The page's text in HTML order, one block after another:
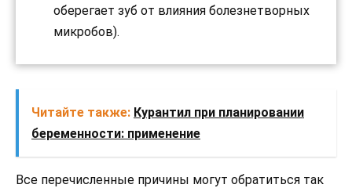
оберегает зуб от влияния болезнетворных
микробов).
Читайте также: Курантил при планировании
беременности: применение
Все перечисленные причины могут обратиться так